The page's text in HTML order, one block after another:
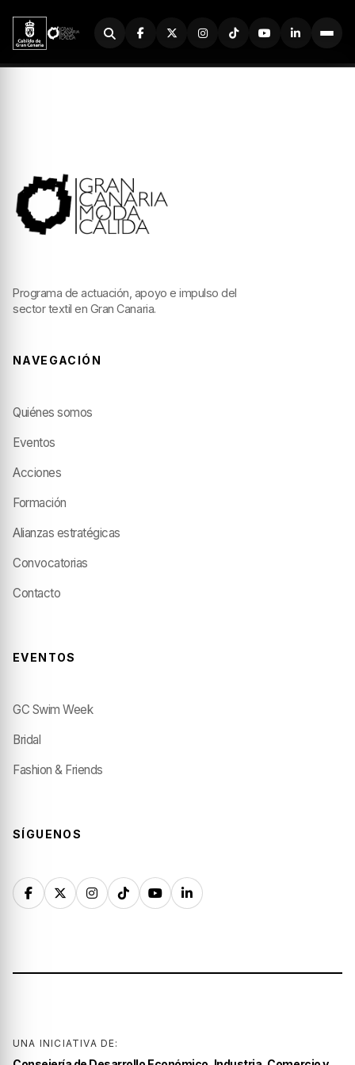
Buscador
Programa de actuación, apoyo e impulso del
sector textil en Gran Canaria.
NAVEGACIÓN
Quiénes somos
Eventos
Acciones
Formación
Alianzas estratégicas
Convocatorias
Contacto
EVENTOS
GC Swim Week
Bridal
Fashion & Friends
SÍGUENOS
UNA INICIATIVA DE: